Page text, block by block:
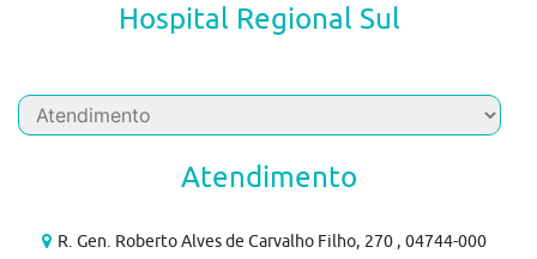
Hospital Regional Sul
Atendimento
R. Gen. Roberto Alves de Carvalho Filho, 270 , 04744-000